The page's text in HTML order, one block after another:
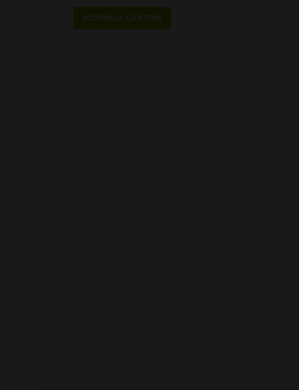
SCOPRI LA CANTINA